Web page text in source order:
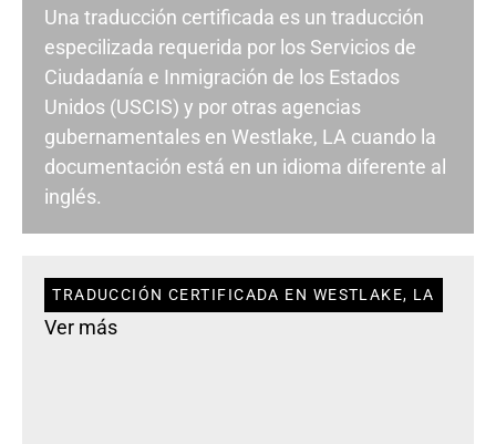
Una traducción certificada es un traducción
especilizada requerida por los Servicios de
Ciudadanía e Inmigración de los Estados
Unidos (USCIS) y por otras agencias
gubernamentales en Westlake, LA cuando la
documentación está en un idioma diferente al
inglés.
TRADUCCIÓN CERTIFICADA EN WESTLAKE, LA
Ver más